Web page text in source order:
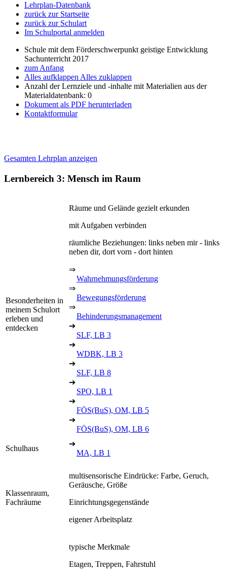
Lehrplan-Datenbank
zurück zur Startseite
zurück zur Schulart
Im Schulportal anmelden
Schule mit dem Förderschwerpunkt geistige Entwicklung
Sachunterricht 2017
zum Anfang
Alles aufklappen Alles zuklappen
Anzahl der Lernziele und -inhalte mit Materialien aus der
Materialdatenbank: 0
Dokument als PDF herunterladen
Kontaktformular
Gesamten Lehrplan anzeigen
Lernbereich 3: Mensch im Raum
Besonderheiten in
meinem Schulort
erleben und
entdecken
Räume und Gelände gezielt erkunden
mit Aufgaben verbinden
räumliche Beziehungen: links neben mir - links
neben dir, dort vorn - dort hinten
⇒
Wahrnehmungsförderung
⇒
Bewegungsförderung
⇒
Behinderungsmanagement
➔
SLF, LB 3
➔
WDBK, LB 3
➔
SLF, LB 8
➔
SPO, LB 1
➔
FÖS(BuS), OM, LB 5
➔
FÖS(BuS), OM, LB 6
Schulhaus
➔
MA, LB 1
Klassenraum,
Fachräume
multisensorische Eindrücke: Farbe, Geruch,
Geräusche, Größe
Einrichtungsgegenstände
eigener Arbeitsplatz
typische Merkmale
Etagen, Treppen, Fahrstuhl